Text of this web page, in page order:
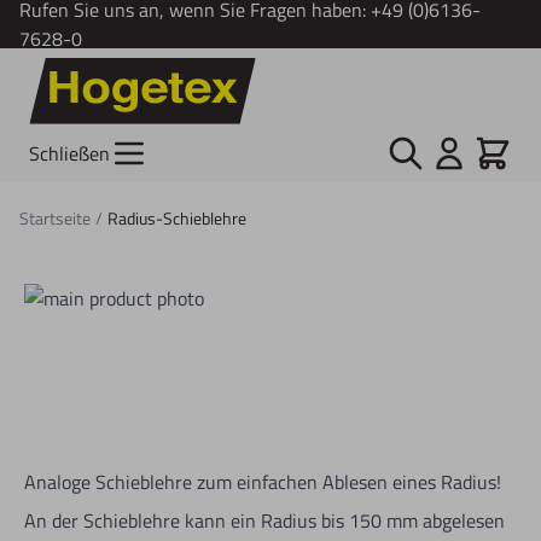
Rufen Sie uns an, wenn Sie Fragen haben: +49 (0)6136-
7628-0
Zum Inhalt springen
Schließen Suche Cart
Startseite/ Radius-Schieblehre
Analoge Schieblehre zum einfachen Ablesen eines Radius!
An der Schieblehre kann ein Radius bis 150 mm abgelesen